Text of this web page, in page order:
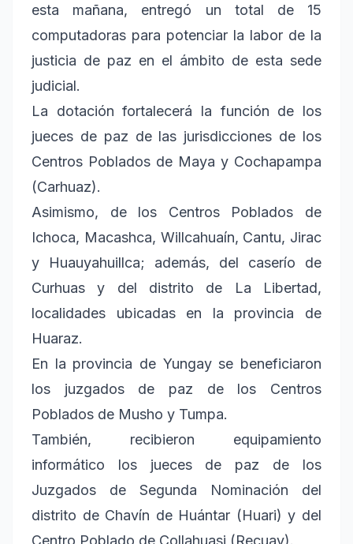
esta mañana, entregó un total de 15
computadoras para potenciar la labor de la
justicia de paz en el ámbito de esta sede
judicial.
La dotación fortalecerá la función de los
jueces de paz de las jurisdicciones de los
Centros Poblados de Maya y Cochapampa
(Carhuaz).
Asimismo, de los Centros Poblados de
Ichoca, Macashca, Willcahuaín, Cantu, Jirac
y Huauyahuillca; además, del caserío de
Curhuas y del distrito de La Libertad,
localidades ubicadas en la provincia de
Huaraz.
En la provincia de Yungay se beneficiaron
los juzgados de paz de los Centros
Poblados de Musho y Tumpa.
También, recibieron equipamiento
informático los jueces de paz de los
Juzgados de Segunda Nominación del
distrito de Chavín de Huántar (Huari) y del
Centro Poblado de Collahuasi (Recuay).